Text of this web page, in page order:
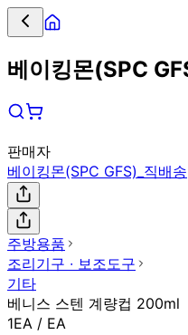
베이킹몬(SPC
판매자
베이킹몬(SPC GFS)_직배송
주방용품
조리기구 ∙ 보조도구
기타
베니스 스텐 계량컵 200ml
1EA / EA